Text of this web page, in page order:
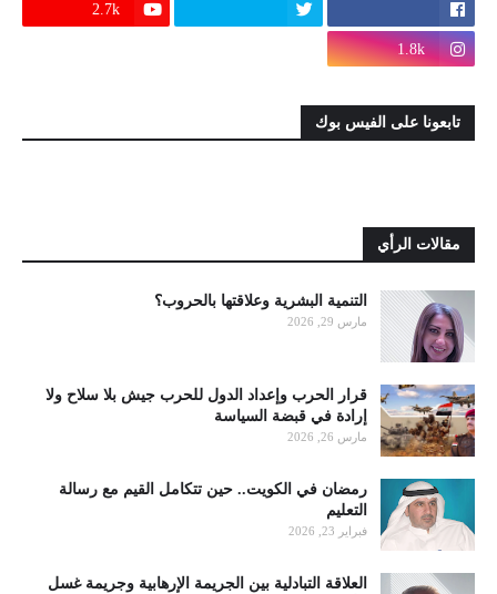
2.7k
1.8k
تابعونا على الفيس بوك
مقالات الرأي
التنمية البشرية وعلاقتها بالحروب؟
مارس 29, 2026
قرار الحرب وإعداد الدول للحرب جيش بلا سلاح ولا
إرادة في قبضة السياسة
مارس 26, 2026
رمضان في الكويت.. حين تتكامل القيم مع رسالة
التعليم
فبراير 23, 2026
العلاقة التبادلية بين الجريمة الإرهابية وجريمة غسل